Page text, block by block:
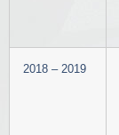
2018 – 2019